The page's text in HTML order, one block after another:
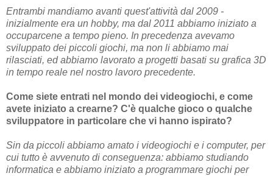
Entrambi mandiamo avanti quest'attività dal 2009 -
inizialmente era un hobby, ma dal 2011 abbiamo iniziato a
occuparcene a tempo pieno. In precedenza avevamo
sviluppato dei piccoli giochi, ma non li abbiamo mai
rilasciati, ed abbiamo lavorato a progetti basati su grafica 3D
in tempo reale nel nostro lavoro precedente.
Come siete entrati nel mondo dei videogiochi, e come
avete iniziato a crearne? C'è qualche gioco o qualche
sviluppatore in particolare che vi hanno ispirato?
Sin da piccoli abbiamo amato i videogiochi e i computer, per
cui tutto è avvenuto di conseguenza: abbiamo studiando
informatica e abbiamo iniziato a programmare giochi per